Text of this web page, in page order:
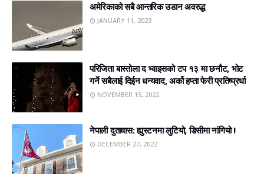
अमेरिकाको सबै आन्तरिक उडान अवरुद्ध
JANUARY 11, 2023
परिजिता बास्तोला द भ्वाइसको टप १३ मा छनौट, भोट
गर्ने सबैलाई दिईन धन्यवाद, अर्को हप्ता फेरी प्रतिष्प्रर्धा
NOVEMBER 15, 2022
नेपाली दुतावास: ह्युस्टनमा लुटियो, डिसीमा नांगियो !
DECEMBER 27, 2022